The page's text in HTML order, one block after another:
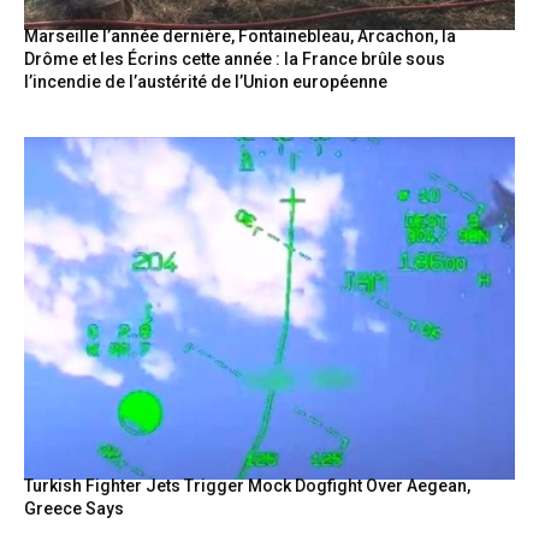
Marseille l’année dernière, Fontainebleau, Arcachon, la
Drôme et les Écrins cette année : la France brûle sous
l’incendie de l’austérité de l’Union européenne
Turkish Fighter Jets Trigger Mock Dogfight Over Aegean,
Greece Says